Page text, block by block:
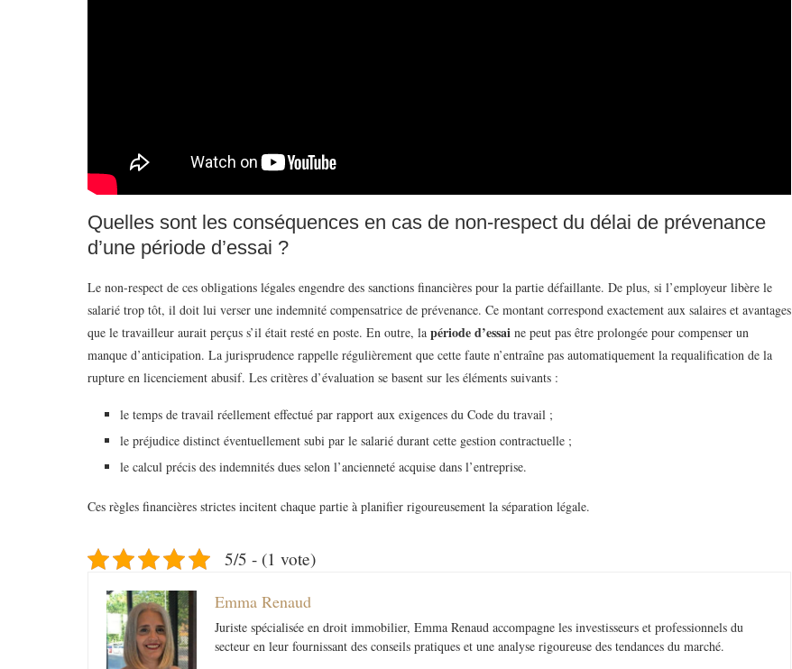
Quelles sont les conséquences en cas de non-respect du délai de prévenance
d’une période d’essai ?
Le non-respect de ces obligations légales engendre des sanctions financières pour la partie défaillante. De plus, si l’employeur libère le
salarié trop tôt, il doit lui verser une indemnité compensatrice de prévenance. Ce montant correspond exactement aux salaires et avantages
que le travailleur aurait perçus s’il était resté en poste. En outre, la période d’essai ne peut pas être prolongée pour compenser un
manque d’anticipation. La jurisprudence rappelle régulièrement que cette faute n’entraîne pas automatiquement la requalification de la
rupture en licenciement abusif. Les critères d’évaluation se basent sur les éléments suivants :
le temps de travail réellement effectué par rapport aux exigences du Code du travail ;
le préjudice distinct éventuellement subi par le salarié durant cette gestion contractuelle ;
le calcul précis des indemnités dues selon l’ancienneté acquise dans l’entreprise.
Ces règles financières strictes incitent chaque partie à planifier rigoureusement la séparation légale.
5/5 - (1 vote)
Emma Renaud
Juriste spécialisée en droit immobilier, Emma Renaud accompagne les investisseurs et professionnels du
secteur en leur fournissant des conseils pratiques et une analyse rigoureuse des tendances du marché.